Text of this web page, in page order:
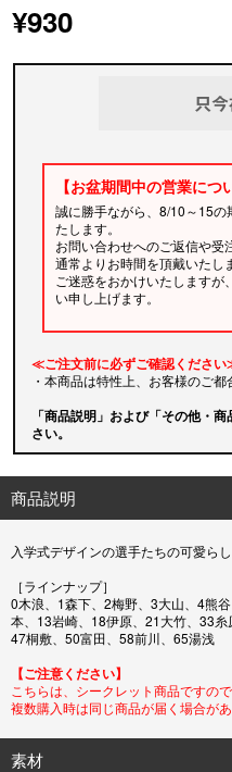
¥930
【お盆期間中の営業につ
誠に勝手ながら、8/10～15
たします。
お問い合わせへのご返信や受
通常よりお時間を頂戴いたし
ご迷惑をおかけいたします
い申し上げます。
≪ご注文前に必ずご確認くださ
・本商品は特性上、お客様のご
「商品説明」および「その他・
さい。
商品説明
入学式デザインの選手たちの可愛ら
［ラインナップ］
0木浪、1森下、2梅野、3大山、4熊
本、13岩崎、18伊原、21大竹、33糸
47桐敷、50富田、58前川、65湯浅
【ご注意ください】
こちらは、シークレット商品ですの
複数購入時は同じ商品が届く場合が
素材